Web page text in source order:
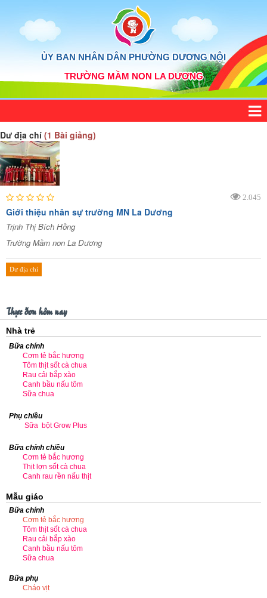
ỦY BAN NHÂN DÂN PHƯỜNG DƯƠNG NỘI
TRƯỜNG MẦM NON LA DƯƠNG
Dư địa chí (1 Bài giảng)
2.045
Giới thiệu nhân sự trường MN La Dương
Trịnh Thị Bích Hồng
Trường Mầm non La Dương
Dư địa chí
Thực đơn hôm nay
Nhà trẻ
Bữa chính
Cơm tẻ bắc hương
Tôm thịt sốt cà chua
Rau cải bắp xào
Canh bầu nấu tôm
Sữa chua
Phụ chiều
Sữa bột Grow Plus
Bữa chính chiều
Cơm tẻ bắc hương
Thịt lợn sốt cà chua
Canh rau rền nấu thịt
Mẫu giáo
Bữa chính
Cơm tẻ bắc hương
Tôm thịt sốt cà chua
Rau cải bắp xào
Canh bầu nấu tôm
Sữa chua
Bữa phụ
Cháo vịt